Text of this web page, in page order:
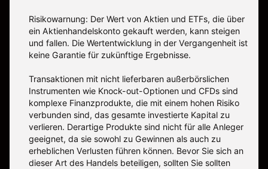
Risikowarnung: Der Wert von Aktien und ETFs, die über
ein Aktienhandelskonto gekauft werden, kann steigen
und fallen. Die Wertentwicklung in der Vergangenheit ist
keine Garantie für zukünftige Ergebnisse.
Transaktionen mit nicht lieferbaren außerbörslichen
Instrumenten wie Knock-out-Optionen und CFDs sind
komplexe Finanzprodukte, die mit einem hohen Risiko
verbunden sind, das gesamte investierte Kapital zu
verlieren. Derartige Produkte sind nicht für alle Anleger
geeignet, da sie sowohl zu Gewinnen als auch zu
erheblichen Verlusten führen können. Bevor Sie sich an
dieser Art des Handels beteiligen, sollten Sie sollten